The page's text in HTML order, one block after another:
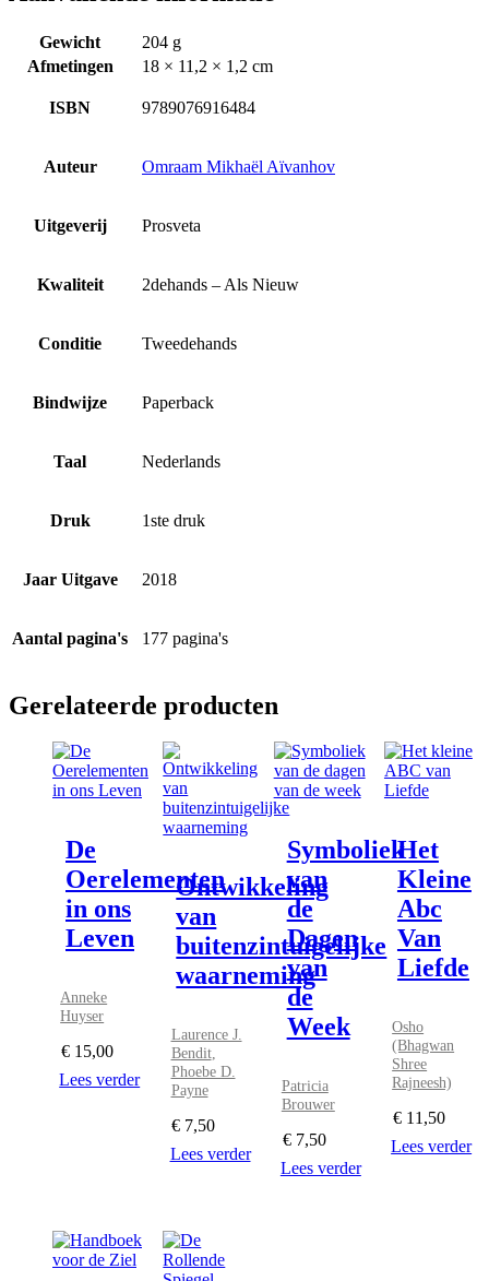
Gewicht
204 g
Afmetingen
18 × 11,2 × 1,2 cm
ISBN 9789076916484
Auteur Omraam Mikhaël Aïvanhov
Uitgeverij Prosveta
Kwaliteit 2dehands – Als Nieuw
Conditie Tweedehands
Bindwijze Paperback
Taal Nederlands
Druk 1ste druk
Jaar Uitgave 2018
Aantal pagina's 177 pagina's
Gerelateerde producten
De
Oerelementen
in ons
Leven
Anneke
Huyser
€ 15,00
Lees verder
Ontwikkeling
van
buitenzintuigelijke
waarneming
Laurence J.
Bendit,
Phoebe D.
Payne
€ 7,50
Lees verder
Symboliek
van
de
Dagen
van
de
Week
Patricia
Brouwer
€7,50
Lees verder
Het
Kleine
Abc
Van
Liefde
Osho
(Bhagwan
Shree
Rajneesh)
€11,50
Lees verder